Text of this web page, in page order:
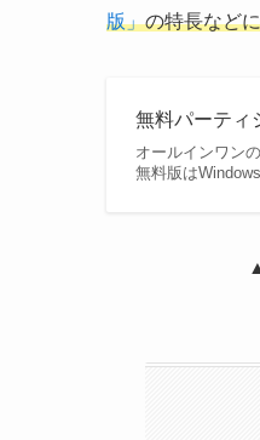
版」の特長など
無料パーティ
オールインワン
無料版は